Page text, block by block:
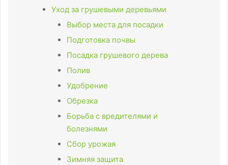
Уход за грушевыми деревьями
Выбор места для посадки
Подготовка почвы
Посадка грушевого дерева
Полив
Удобрение
Обрезка
Борьба с вредителями и
болезнями
Сбор урожая
Зимняя защита